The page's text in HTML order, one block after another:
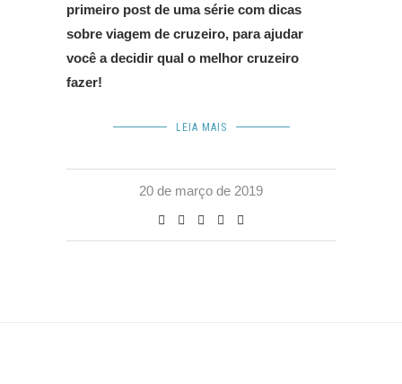
primeiro post de uma série com dicas
sobre viagem de cruzeiro, para ajudar
você a decidir qual o melhor cruzeiro
fazer!
LEIA MAIS
20 de março de 2019